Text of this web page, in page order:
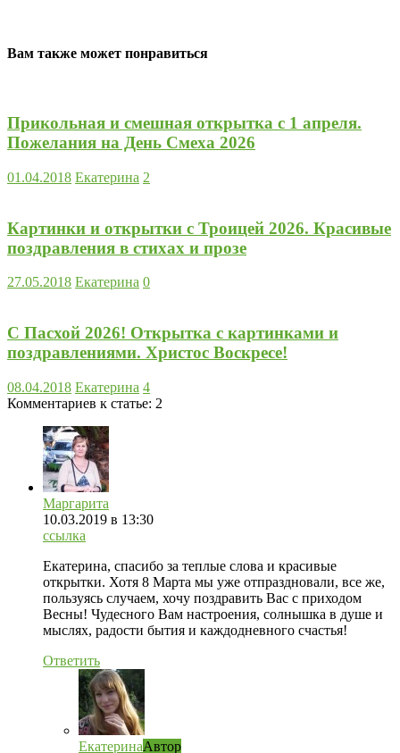
Вам также может понравиться
Прикольная и смешная открытка с 1 апреля.
Пожелания на День Смеха 2026
01.04.2018 Екатерина 2
Картинки и открытки с Троицей 2026. Красивые
поздравления в стихах и прозе
27.05.2018 Екатерина 0
С Пасхой 2026! Открытка с картинками и
поздравлениями. Христос Воскресе!
08.04.2018 Екатерина 4
Комментариев к статье: 2
Маргарита
10.03.2019 в 13:30
ссылка
Екатерина, спасибо за теплые слова и красивые
открытки. Хотя 8 Марта мы уже отпраздновали, все же,
пользуясь случаем, хочу поздравить Вас с приходом
Весны! Чудесного Вам настроения, солнышка в душе и
мыслях, радости бытия и каждодневного счастья!
Ответить
ЕкатеринаАвтор